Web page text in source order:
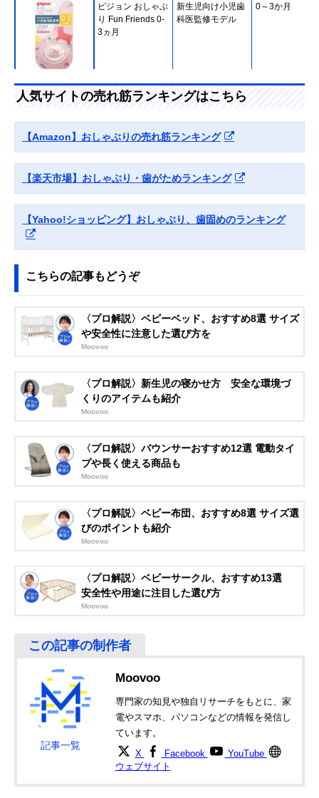
ピジョン おしゃぶ
り Fun Friends 0-
3ヵ月
新生児向け小児歯
科医監修モデル
0～3か月
Amazonで見る
ChuChu デンティ
蓄光タイプ
自然な歯並びをサ
計
Amazonで見る
BIBS(ビブス) 天然
ゴムおしゃぶり ボ
乳房のような天然
ゴムのやさしいお
0～6か月
しゃぶり 入眠ナビ
P サイズS
つけに役立つおし
ゃぶり
リー S スヌーピー
柄 1036127
しい形状
ス付き
OCNK10730847
いデザイン
Philips(フィリッ
ージーおしゃぶり
デザイン
Amazonで見る
リッチェル
(Richell) 吸せつラ
児用
人気サイトの売れ筋ランキングはこちら
【Amazon】おしゃぶりの売れ筋ランキング
【楽天市場】おしゃぶり・歯がためランキング
【Yahoo!ショッピング】おしゃぶり、歯固めのランキング
こちらの記事もどうぞ
〈プロ解説〉ベビーベッド、おすすめ8選 サイズ
や安全性に注意した選び方を
Moovoo
〈プロ解説〉新生児の寝かせ方 安全な環境づ
くりのアイテムも紹介
Moovoo
〈プロ解説〉バウンサーおすすめ12選 電動タイ
プや長く使える商品も
Moovoo
〈プロ解説〉ベビー布団、おすすめ8選 サイズ選
びのポイントも紹介
Moovoo
〈プロ解説〉ベビーサークル、おすすめ13選
安全性や用途に注目した選び方
Moovoo
記事一覧
Moovoo
専門家の知見や独自リサーチをもとに、家
電やスマホ、パソコンなどの情報を発信し
ています。
X Facebook
YouTube
ウェブサイト